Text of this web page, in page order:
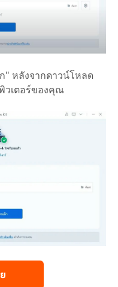
" หลังจากดาวน์โหลด
วเตอร์ของคุณ